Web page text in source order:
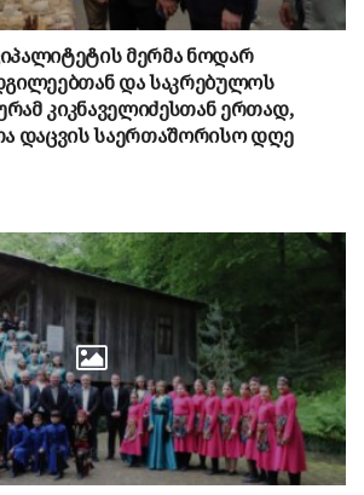
მერმა ნოდარ
და საკრებულოს
კიკნაველიძესთან ერთად,
დაცვის საერთაშორისო დღე